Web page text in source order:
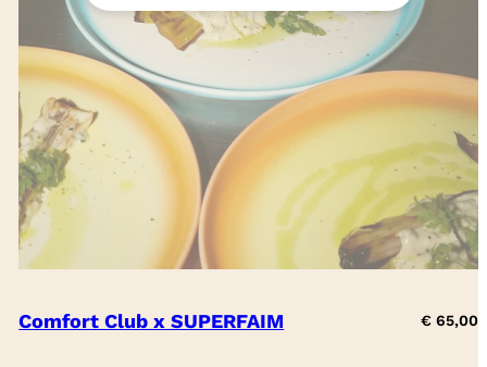
Comfort Club x SUPERFAIM €65,00